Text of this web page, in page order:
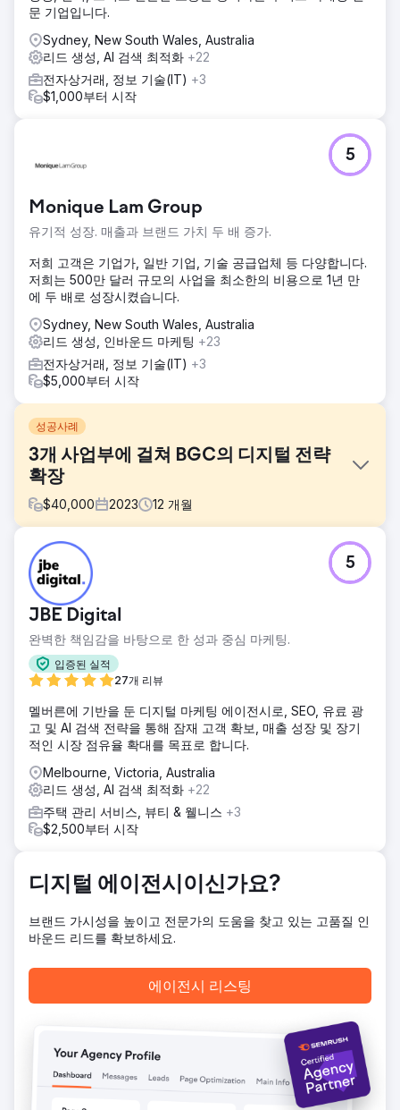
문 기업입니다.
Sydney, New South Wales, Australia
리드 생성, AI 검색 최적화 +22
전자상거래, 정보 기술(IT) +3
$1,000부터 시작
Monique Lam Group
유기적 성장. 매출과 브랜드 가치 두 배 증가.
5
저희 고객은 기업가, 일반 기업, 기술 공급업체 등 다양합니다.
저희는 500만 달러 규모의 사업을 최소한의 비용으로 1년 만
에 두 배로 성장시켰습니다.
Sydney, New South Wales, Australia
리드 생성, 인바운드 마케팅 +23
전자상거래, 정보 기술(IT) +3
$5,000부터 시작
성공사례
3개 사업부에 걸쳐 BGC의 디지털 전략
확장
$40,000 2023 12 개월
과제
BGC는 세 개의 개별 브랜드를 아우르는 통합 디지털 마케팅
전략이 필요했습니다. 이전에도 다른 대행사들과 협력해 본 경
험이 있었지만, 투명성, 보고, 그리고 성과 측면에서 어려움을
겪었습니다. BGC는 명확한 ROI, 더 나은 리드 추적, 그리고 유
료 및 오가닉 채널 전반에 걸친 확장 가능한 성장을 원했습니
다.
솔루션
가시성을 높이고 세부적인 성과를 추적하는 방식으로 시작했
습니다. 초기 성공 이후, 제품 출시를 지원하기 위해 소셜 미디
어 광고 분야로 확장하여 Facebook과 Instagram에서 멀티 플
랫폼 경쟁 캠페인을 진행했습니다. 이후 주요 부서의 웹사이트
전체 개발을 담당하여 현대적인 UX/UI를 도입하고 리드 생성
을 위한 사이트 구조를 개선했습니다.
결과
이 정확해졌으며, 웹사이트 품질도 크게 향상되었습니다. 디지
털 매니저인 아말리아는 매달 기대 이상의 성과를 거두고 있다
고서를 보면 틀렸다는 것을 알게 될 겁니다." 이러한 관계는 대
응력, 신뢰, 그리고 측정 가능한 ROI를 기반으로 한 지속적인
에이전시 페이지로 이동
JBE Digital
완벽한 책임감을 바탕으로 한 성과 중심 마케팅.
입증된 실적
27개 리뷰
5
멜버른에 기반을 둔 디지털 마케팅 에이전시로, SEO, 유료 광
고 및 AI 검색 전략을 통해 잠재 고객 확보, 매출 성장 및 장기
적인 시장 점유율 확대를 목표로 합니다.
Melbourne, Victoria, Australia
리드 생성, AI 검색 최적화 +22
주택 관리 서비스, 뷰티 & 웰니스 +3
$2,500부터 시작
디지털 에이전시이신가요?
브랜드 가시성을 높이고 전문가의 도움을 찾고 있는 고품질 인
바운드 리드를 확보하세요.
에이전시 리스팅